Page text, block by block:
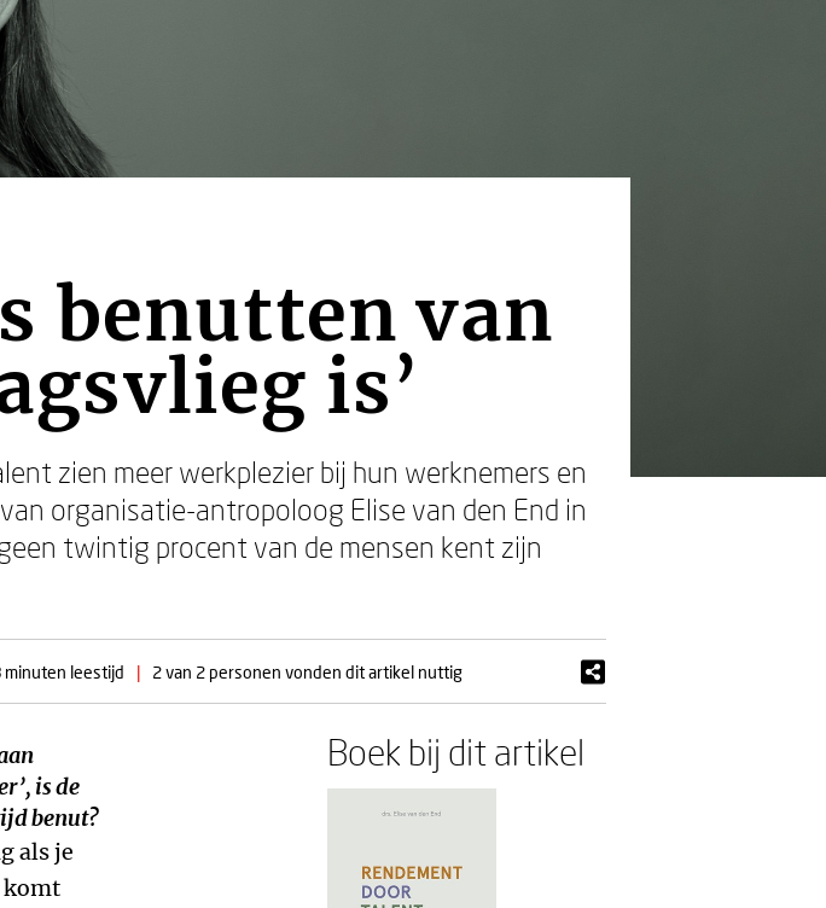
benutten van
is’
zien meer werkplezier bij hun werknemers en
organisatie-antropoloog Elise van den End in
twintig procent van de mensen kent zijn
minuten leestijd | 2 van 2 personen vonden dit artikel nuttig
is de
benut?
als je
komt
Boek bij dit artikel